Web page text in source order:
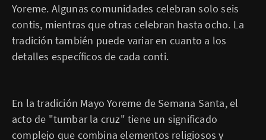
Yoreme. Algunas comunidades celebran solo seis
contis, mientras que otras celebran hasta ocho. La
tradición también puede variar en cuanto a los
detalles específicos de cada conti.
En la tradición Mayo Yoreme de Semana Santa, el
acto de "tumbar la cruz" tiene un significado
complejo que combina elementos religiosos y